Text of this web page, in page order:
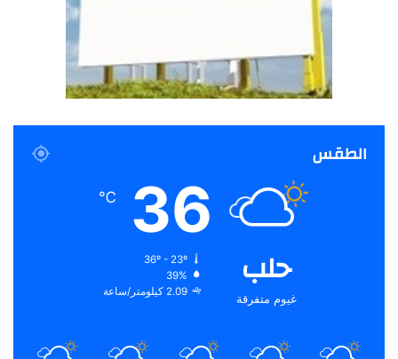
الطقس
حلب
غيوم متفرقة
36
℃
36º - 23º
39%
2.09 كيلومتر/ساعة